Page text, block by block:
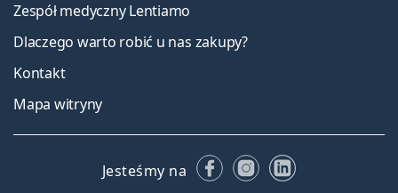
Zespół medyczny Lentiamo
Dlaczego warto robić u nas zakupy?
Kontakt
Mapa witryny
Jesteśmy na FacebookuInstagramie
LinkedIn